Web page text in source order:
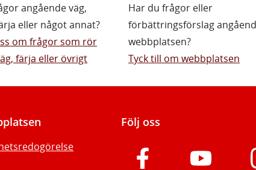
angående väg,
eller något annat?
om frågor som rör
färja eller övrigt
Har du frågor eller
förbättringsförslag
webbplatsen?
Tyck till om webbplatsen
Följ oss